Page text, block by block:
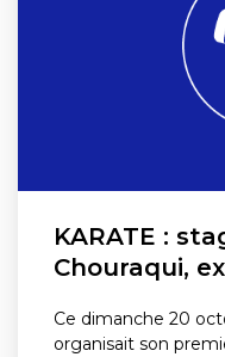
KARATE :
Chouraqui,
Ce dimanche 20
organisait son